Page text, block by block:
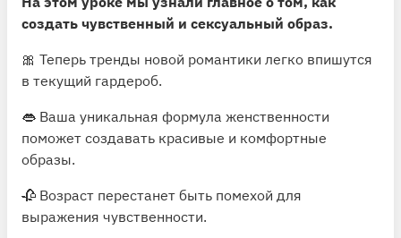
создать чувственный и сексуальный образ.
🎀 Теперь тренды новой романтики легко впишутся
в текущий гардероб.
👄 Ваша уникальная формула женственности
поможет создавать красивые и комфортные
образы.
🥀 Возраст перестанет быть помехой для
выражения чувственности.